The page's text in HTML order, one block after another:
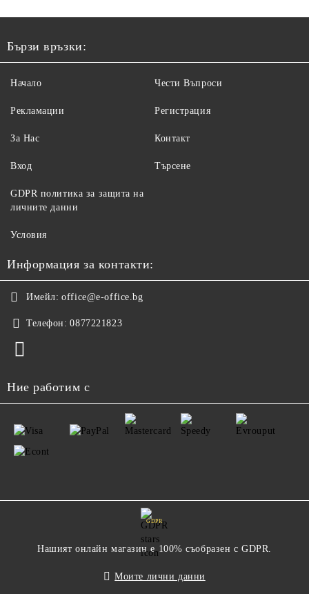
Бързи връзки:
Начало
Рекламации
За Нас
Вход
Чести Въпроси
Регистрация
Контакт
Търсене
GDPR политика за защита на
личните данни
Условия
Информация за контакти:
Имейл: office@e-office.bg
Телефон: 0877221823
Ние работим с
GDPR
Нашият онлайн магазин е 100% съобразен с GDPR.
Моите лични данни